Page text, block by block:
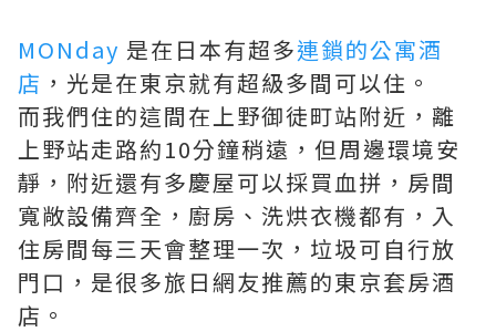
MONday 是在日本有超多連鎖的公寓酒
店 ，光是在東京就有超級多間可以住。
而我們住的這間在上野御徒町站附近，離
上野站走路約10分鐘稍遠，但周邊環境安
靜，附近還有多慶屋可以採買血拼，房間
寬敞設備齊全，廚房、洗烘衣機都有，入
住房間每三天會整理一次，垃圾可自行放
門口，是很多旅日網友推薦的東京套房酒
店。